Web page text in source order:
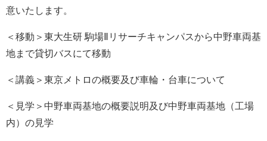
意いたします。
＜移動＞東大生研 駒場Ⅱリサーチキャンパスから中野車両基
地まで貸切バスにて移動
＜講義＞東京メトロの概要及び車輪・台車について
＜見学＞中野車両基地の概要説明及び中野車両基地（工場
内）の見学